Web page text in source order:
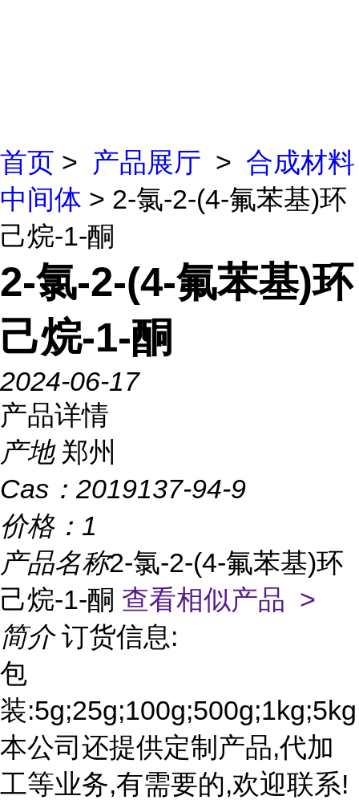
首页 > 产品展厅 > 合成材料
中间体 > 2-氯-2-(4-氟苯基)环
己烷-1-酮
2-氯-2-(4-氟苯基)环
己烷-1-酮
2024-06-17
产品详情
产地 郑州
Cas： 2019137-94-9
价格： 1
产品名称2-氯-2-(4-氟苯基)环
己烷-1-酮 查看相似产品 >
简介 订货信息:
包
装:5g;25g;100g;500g;1kg;5kg
本公司还提供定制产品,代加
工等业务,有需要的,欢迎联系!